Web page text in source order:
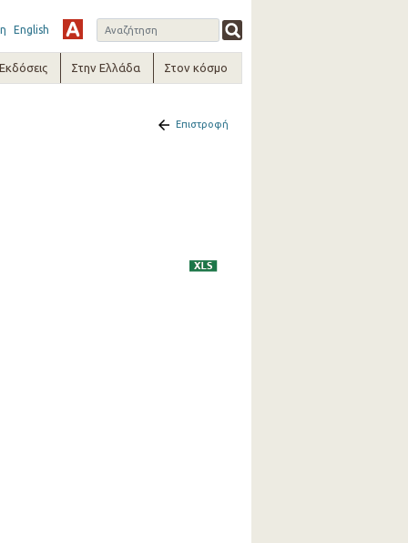
English
Στην Ελλάδα Στον κόσμο
Επιστροφή